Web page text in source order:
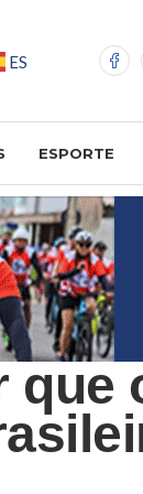
ES
ESPORTE
que